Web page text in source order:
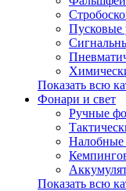
Пусковые
Показать всю
Фонари и свет
Ручные
Налобные
Показать всю